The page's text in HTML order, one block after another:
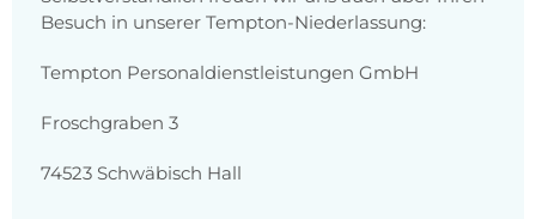
Besuch in unserer Tempton-Niederlassung:
Tempton Personaldienstleistungen GmbH
Froschgraben 3
74523 Schwäbisch Hall